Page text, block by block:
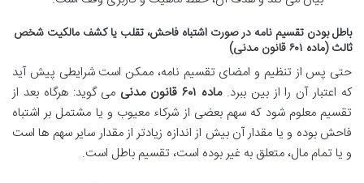
باطل بودن تقسیم نامه در صورت اشتباه فاحش، تقلب یا کشف مالکیت شخص
ثالث (ماده ۶۰۱ قانون مدنی)
حتی پس از تنظیم و امضای تقسیم نامه، ممکن است شرایطی پیش آید
که اعتبار آن را از بین ببرد.ماده ۶۰۱ قانون مدنی
می گوید: هرگاه بعد از
تقسیم معلوم شود که سهم بعضی از شرکاء معیوب و یا مشتمل بر اشتباه
فاحش بوده و یا مقدار آن بیش از اندازه زیادتر از مقدار سایر سهم ها است
و یا تمام مال، متعلق به غیر بوده است، تقسیم باطل است.